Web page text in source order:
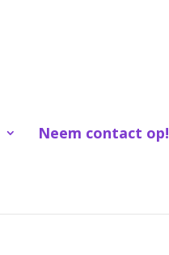
Neem contact op!